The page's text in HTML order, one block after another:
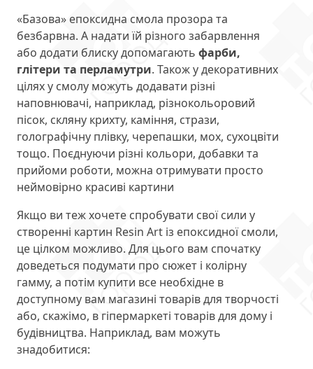
«Базова» епоксидна смола прозора та
безбарвна. А надати їй різного забарвлення
або додати блиску допомагають фарби,
глітери та перламутри. Також у декоративних
цілях у смолу можуть додавати різні
наповнювачі, наприклад, різнокольоровий
пісок, скляну крихту, каміння, стрази,
голографічну плівку, черепашки, мох, сухоцвіти
тощо. Поєднуючи різні кольори, добавки та
прийоми роботи, можна отримувати просто
неймовірно красиві картини
Якщо ви теж хочете спробувати свої сили у
створенні картин Resin Art із епоксидної смоли,
це цілком можливо. Для цього вам спочатку
доведеться подумати про сюжет і колірну
гамму, а потім купити все необхідне в
доступному вам магазині товарів для творчості
або, скажімо, в гіпермаркеті товарів для дому і
будівництва. Наприклад, вам можуть
знадобитися: